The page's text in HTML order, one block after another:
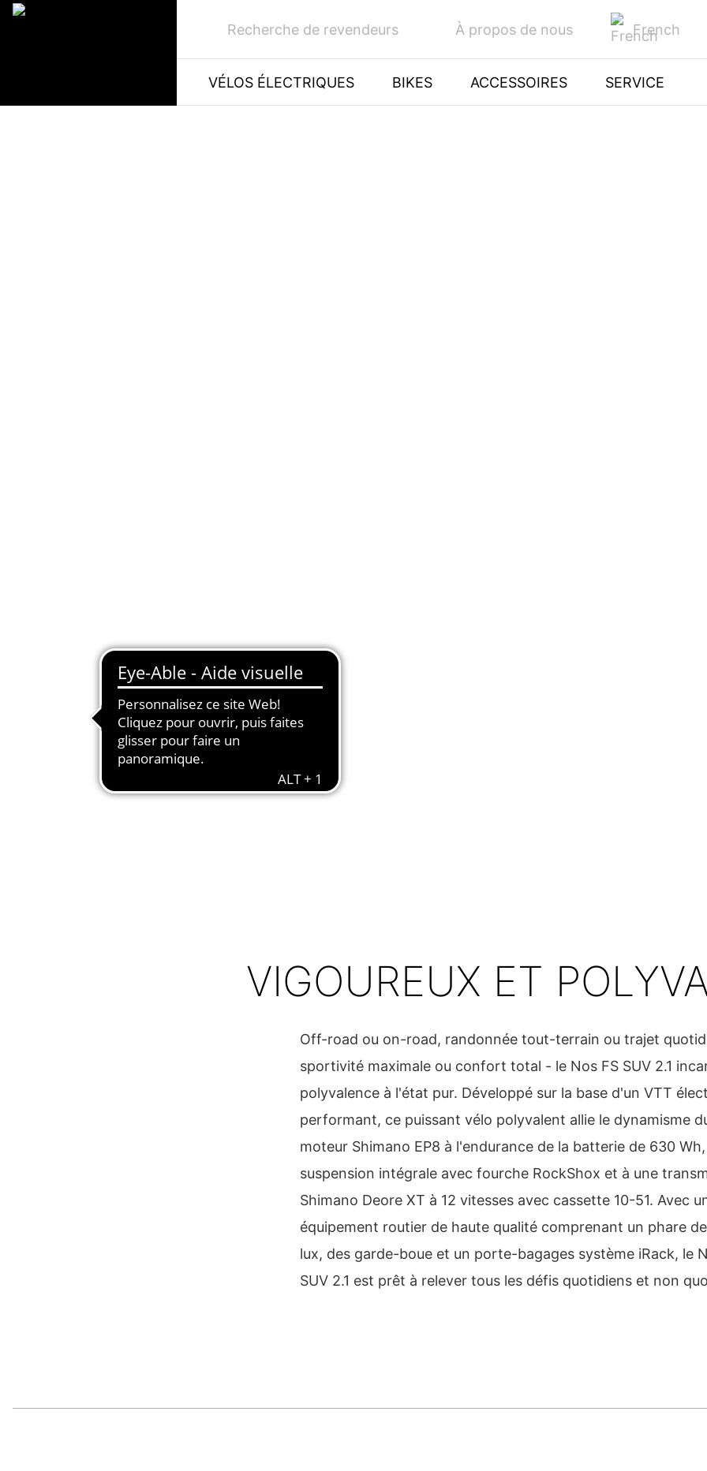
Recherche de revendeurs À propos de nous French
VÉLOS ÉLECTRIQUES BIKES ACCESSOIRES SERVICE
VIGOUREUX ET
Off-road ou on-road, randonnée tout-terrain ou trajet
sportivité maximale ou confort total - le Nos FS SUV 2.1
polyvalence à l'état pur. Développé sur la base d'un VTT
performant, ce puissant vélo polyvalent allie le dynamisme
moteur Shimano EP8 à l'endurance de la batterie de 630
suspension intégrale avec fourche RockShox et à une
Shimano Deore XT à 12 vitesses avec cassette 10-51. Avec
équipement routier de haute qualité comprenant un phare
lux, des garde-boue et un porte-bagages système iRack, le
SUV 2.1 est prêt à relever tous les défis quotidiens et non